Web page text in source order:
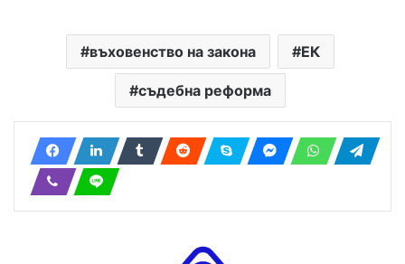
въховенство на закона ЕК
съдебна реформа